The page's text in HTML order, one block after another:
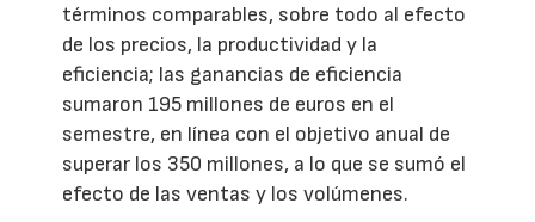
términos comparables, sobre todo al efecto
de los precios, la productividad y la
eficiencia; las ganancias de eficiencia
sumaron 195 millones de euros en el
semestre, en línea con el objetivo anual de
superar los 350 millones, a lo que se sumó el
efecto de las ventas y los volúmenes.